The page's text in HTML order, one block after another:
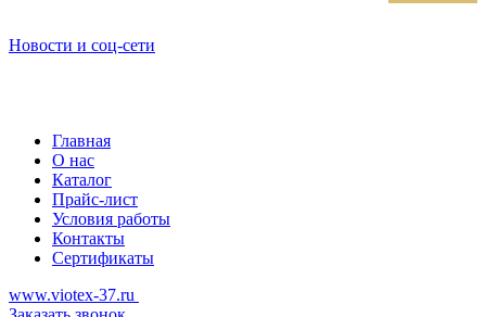
Новости и соц-сети
Главная
О нас
Каталог
Прайс-лист
Условия работы
Контакты
Сертификаты
www.viotex-37.ru